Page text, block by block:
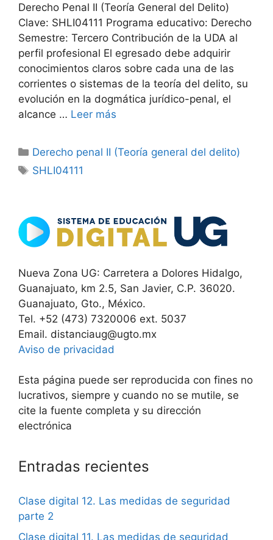
Derecho Penal II (Teoría General del Delito)
Clave: SHLI04111 Programa educativo: Derecho
Semestre: Tercero Contribución de la UDA al
perfil profesional El egresado debe adquirir
conocimientos claros sobre cada una de las
corrientes o sistemas de la teoría del delito, su
evolución en la dogmática jurídico-penal, el
alcance … Leer más
Categorías
Derecho penal II (Teoría general del delito)
Etiquetas
SHLI04111
Nueva Zona UG: Carretera a Dolores Hidalgo,
Guanajuato, km 2.5, San Javier, C.P. 36020.
Guanajuato, Gto., México.
Tel. +52 (473) 7320006 ext. 5037
Email. distanciaug@ugto.mx
Aviso de privacidad
Esta página puede ser reproducida con fines no
lucrativos, siempre y cuando no se mutile, se
cite la fuente completa y su dirección
electrónica
Entradas recientes
Clase digital 12. Las medidas de seguridad
parte 2
Clase digital 11. Las medidas de seguridad